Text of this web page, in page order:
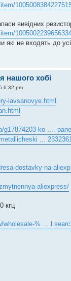
вивідних
які не входять до
нашого хобі
6:32 pm
lavsanovye.html
шнур
g17874203-ko ... -
...
dostavky-na-
aliexpress/
кгц
wholesale-% ...